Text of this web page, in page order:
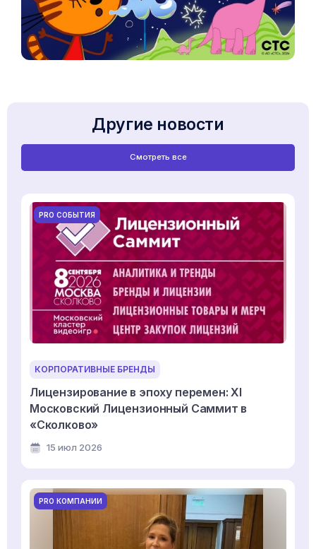
Другие новости
Смотреть все
PRO СОБЫТИЯ
КОРПОРАТИВНЫЕ БРЕНДЫ
Лицензирование в эпоху перемен: XI
Московский Лицензионный Саммит в
«Сколково»
15 июл 2026
PRO КОМПАНИИ